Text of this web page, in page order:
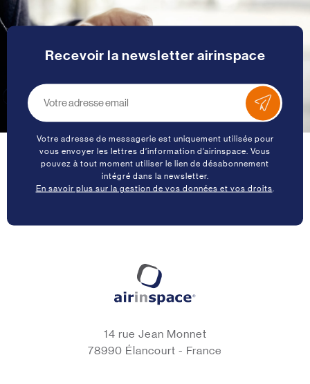
Recevoir la newsletter airinspace
Votre adresse de messagerie est uniquement utilisée pour
vous envoyer les lettres d’information d’airinspace. Vous
pouvez à tout moment utiliser le lien de désabonnement
intégré dans la newsletter.
En savoir plus sur la gestion de vos données et vos droits
14 rue Jean Monnet
78990 Élancourt - France